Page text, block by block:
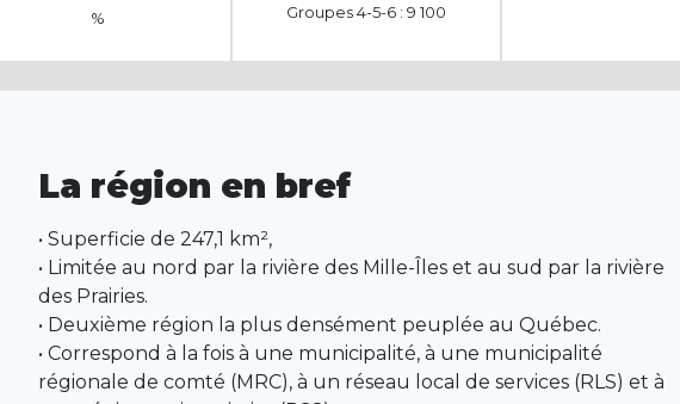
%
Groupes 4-5-6 : 9 100
La région en bref
• Superficie de 247,1 km²,
• Limitée au nord par la rivière des Mille-Îles et au sud par la rivière
des Prairies.
• Deuxième région la plus densément peuplée au Québec.
• Correspond à la fois à une municipalité, à une municipalité
régionale de comté (MRC), à un réseau local de services (RLS) et à